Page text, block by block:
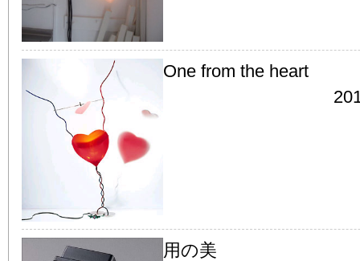
One from the heart
用の美